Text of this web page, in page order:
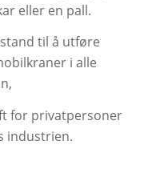
eller en pall.
til å utføre
i alle
for privatpersoner
industrien.